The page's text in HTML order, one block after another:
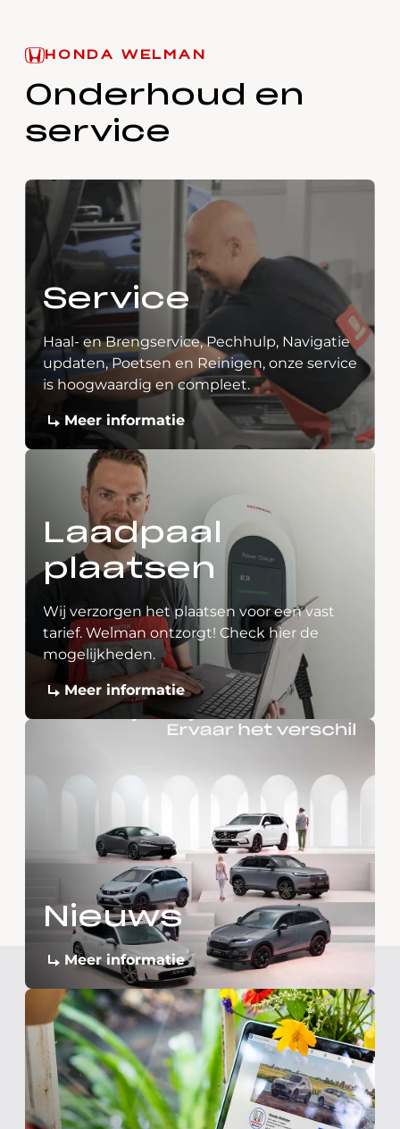
HONDA WELMAN
Onderhoud en
service
Service
Haal- en Brengservice, Pechhulp, Navigatie
updaten, Poetsen en Reinigen, onze service
is hoogwaardig en compleet.
Meer informatie
Laadpaal
plaatsen
Wij verzorgen het plaatsen voor een vast
tarief. Welman ontzorgt! Check hier de
mogelijkheden.
Meer informatie
Nieuws
Meer informatie